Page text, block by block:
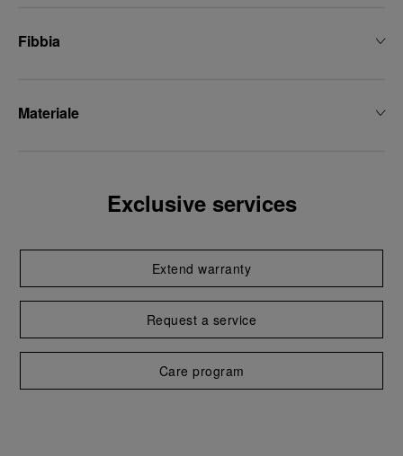
Fibbia
Materiale
Exclusive services
Extend warranty
Request a service
Care program